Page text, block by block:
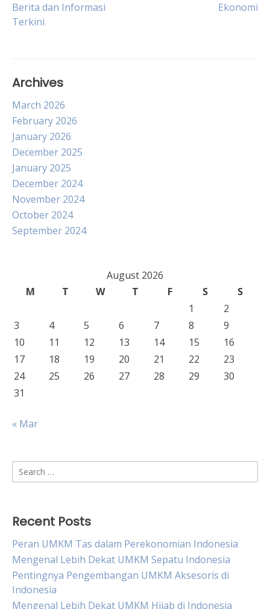
navigation
Berita dan Informasi
Terkini
Ekonomi
Archives
March 2026
February 2026
January 2026
December 2025
January 2025
December 2024
November 2024
October 2024
September 2024
August 2026
M
T W T F S
S
1
2
3
4 5 6 7 8
9
10
11 12 13 14 15
16
17
18 19 20 21 22
23
24
25 26 27 28 29
30
31
« Mar
Search
for:
Recent Posts
Peran UMKM Tas dalam Perekonomian Indonesia
Mengenal Lebih Dekat UMKM Sepatu Indonesia
Pentingnya Pengembangan UMKM Aksesoris di
Indonesia
Mengenal Lebih Dekat UMKM Hijab di Indonesia